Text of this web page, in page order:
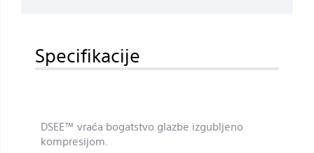
Specifikacije
DSEE™ vraća bogatstvo glazbe izgubljeno
kompresijom.